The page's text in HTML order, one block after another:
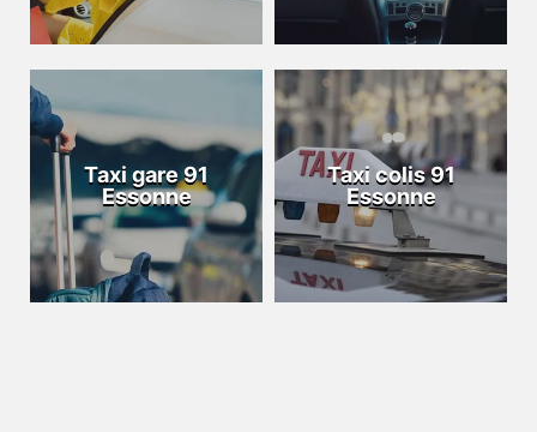
Taxi gare 91
Essonne
Taxi colis 91
Essonne